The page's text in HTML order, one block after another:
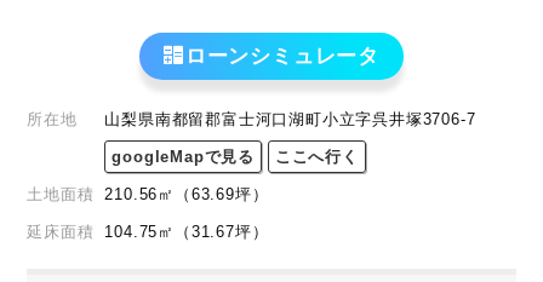
ローンシミュレータ
所在地 山梨県南都留郡富士河口湖町小立字呉井塚3706-7
googleMapで見る ここへ行く
土地面積 210.56 ㎡ （63.69坪 ）
延床面積 104.75㎡ （31.67坪）